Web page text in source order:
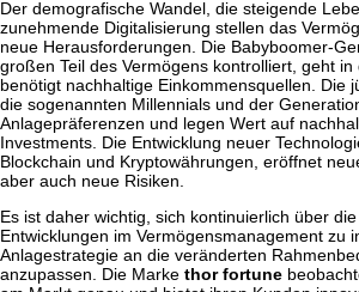
Der demografische Wandel, die steigende
zunehmende Digitalisierung stellen das
neue Herausforderungen. Die Babyboomer-
großen Teil des Vermögens kontrolliert, geht
benötigt nachhaltige Einkommensquellen. Die
die sogenannten Millennials und der
Anlagepräferenzen und legen Wert auf
Investments. Die Entwicklung neuer
Blockchain und Kryptowährungen, eröffnet
aber auch neue Risiken.
Es ist daher wichtig, sich kontinuierlich über
Entwicklungen im Vermögensmanagement zu
Anlagestrategie an die veränderten
anzupassen. Die Marke thor fortune